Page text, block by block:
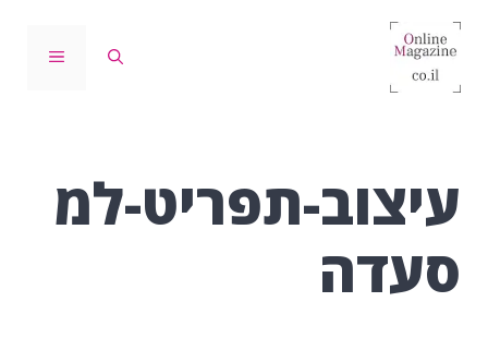
לדלג
לתוכן
תפריט
עיצוב-תפריט-למ
סעדה